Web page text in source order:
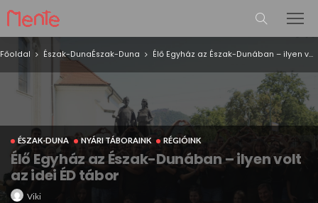
Főoldal Észak-DunaÉszak-Duna Élő Egyház az Észak-Dunában – ilyen volt az idei ÉD tábor
ÉSZAK-DUNA NYÁRI TÁBORAINK RÉGIÓINK
Élő Egyház az Észak-Dunában – ilyen volt
az idei ÉD tábor
Viki